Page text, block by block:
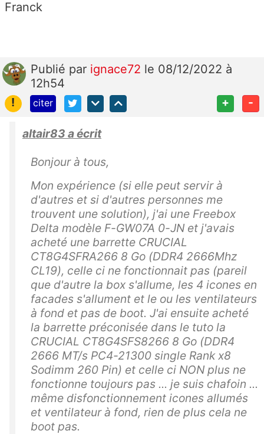
Franck
Publié par ignace72 le 08/12/2022 à
12h54
!
citer + -
altair83 a écrit
Bonjour à tous,
Mon expérience (si elle peut servir à
d'autres et si d'autres personnes me
trouvent une solution), j'ai une Freebox
Delta modèle F-GW07A 0-JN et j'avais
acheté une barrette CRUCIAL
CT8G4SFRA266 8 Go (DDR4 2666Mhz
CL19), celle ci ne fonctionnait pas (pareil
que d'autre la box s'allume, les 4 icones en
facades s'allument et le ou les ventilateurs
à fond et pas de boot. J'ai ensuite acheté
la barrette préconisée dans le tuto la
CRUCIAL CT8G4SFS8266 8 Go (DDR4
2666 MT/s PC4-21300 single Rank x8
Sodimm 260 Pin) et celle ci NON plus ne
fonctionne toujours pas ... je suis chafoin ...
même disfonctionnement icones allumés
et ventilateur à fond, rien de plus cela ne
boot pas.